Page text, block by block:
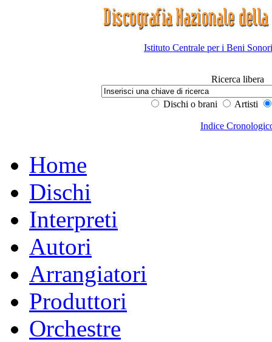
Istituto Centrale per i Beni
Ricerca libera
Dischi o brani Artisti
Indice
Home
Dischi
Interpreti
Autori
Arrangiatori
Produttori
Orchestre